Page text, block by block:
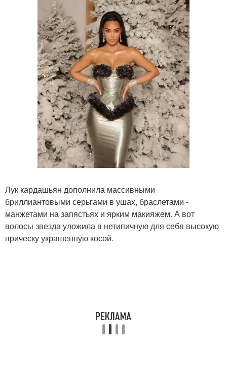
Лук кардашьян дополнила массивными
бриллиантовыми серьгами в ушах, браслетами -
манжетами на запястьях и ярким макияжем. А вот
волосы звезда уложила в нетипичную для себя высокую
прическу украшенную косой.